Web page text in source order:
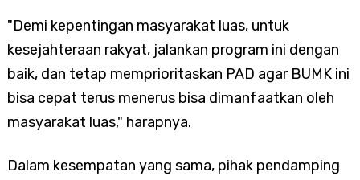
"Demi kepentingan masyarakat luas, untuk
kesejahteraan rakyat, jalankan program ini dengan
baik, dan tetap memprioritaskan PAD agar BUMK ini
bisa cepat terus menerus bisa dimanfaatkan oleh
masyarakat luas," harapnya.
Dalam kesempatan yang sama, pihak pendamping